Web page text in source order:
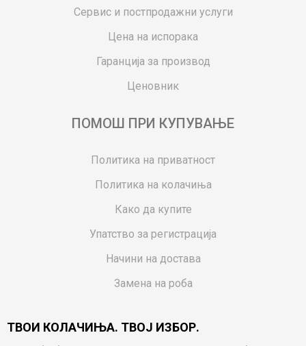
Сервис и постпродажни услуги
Цена на испорака
Гаранција за производ
Ценовник
ПОМОШ ПРИ КУПУВАЊЕ
Политика на приватност
Политика на колачиња
Како да купите
Упатство за регистрација
Начини на достава
Замена на роба
Ваучери
ТВОИ КОЛАЧИЊА. ТВОЈ ИЗБОР.